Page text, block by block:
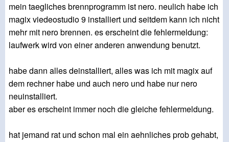
mein taegliches brennprogramm ist nero. neulich habe ich
magix viedeostudio 9 installiert und seitdem kann ich nicht
mehr mit nero brennen. es erscheint die fehlermeldung:
laufwerk wird von einer anderen anwendung benutzt.
habe dann alles deinstalliert, alles was ich mit magix auf
dem rechner habe und auch nero und habe nur nero
neuinstalliert.
aber es erscheint immer noch die gleiche fehlermeldung.
hat jemand rat und schon mal ein aehnliches prob gehabt,